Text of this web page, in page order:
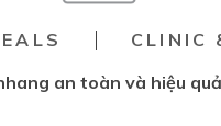
CLINIC
an toàn và hiệu quả